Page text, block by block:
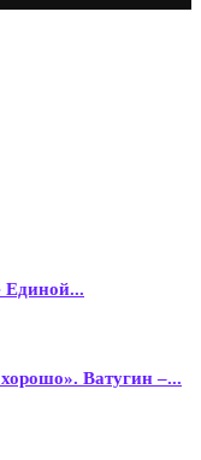
Единой...
Ватугин –...